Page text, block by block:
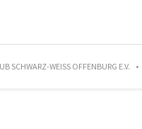
SCHWARZ-WEISS OFFENBURG E.V.